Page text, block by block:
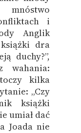
mnóstwo
i
Anglik
dra
duchy?”,
wahania:
kilka
„Czy
książki
umiał dać
Joada nie